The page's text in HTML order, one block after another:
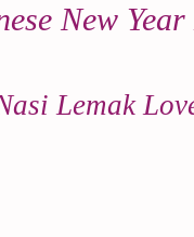
New
Lemak